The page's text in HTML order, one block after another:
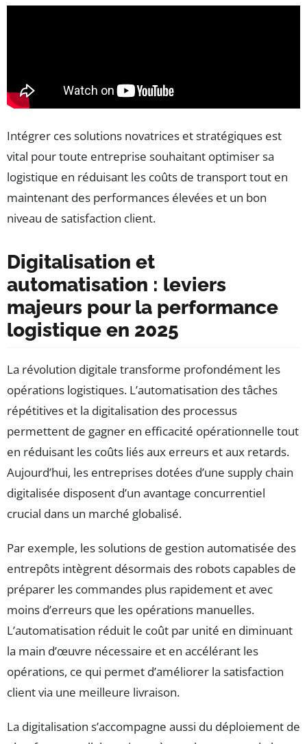
Intégrer ces solutions novatrices et stratégiques est
vital pour toute entreprise souhaitant optimiser sa
logistique en réduisant les coûts de transport tout en
maintenant des performances élevées et un bon
niveau de satisfaction client.
Digitalisation et
automatisation : leviers
majeurs pour la performance
logistique en 2025
La révolution digitale transforme profondément les
opérations logistiques. L’automatisation des tâches
répétitives et la digitalisation des processus
permettent de gagner en efficacité opérationnelle tout
en réduisant les coûts liés aux erreurs et aux retards.
Aujourd’hui, les entreprises dotées d’une supply chain
digitalisée disposent d’un avantage concurrentiel
crucial dans un marché globalisé.
Par exemple, les solutions de gestion automatisée des
entrepôts intègrent désormais des robots capables de
préparer les commandes plus rapidement et avec
moins d’erreurs que les opérations manuelles.
L’automatisation réduit le coût par unité en diminuant
la main d’œuvre nécessaire et en accélérant les
opérations, ce qui permet d’améliorer la satisfaction
client via une meilleure livraison.
La digitalisation s’accompagne aussi du déploiement de